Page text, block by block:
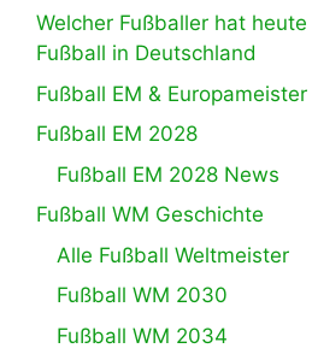
Welcher Fußballer hat
Fußball in Deutschland
Fußball EM & Europameister
Fußball EM 2028
Fußball EM 2028 News
Fußball WM Geschichte
Alle Fußball Weltmeister
Fußball WM 2030
Fußball WM 2034